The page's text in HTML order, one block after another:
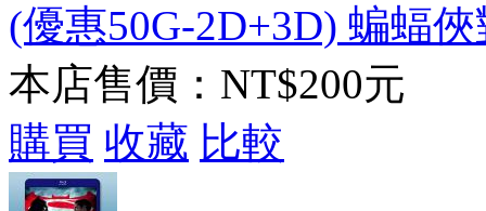
(優惠50G-2D+3D) 蝙蝠
本店售價： NT$200元
購買 收藏 比較